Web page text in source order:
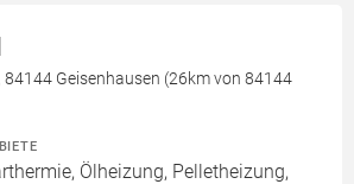
Geisenhausen (26km von 84144
Ölheizung, Pelletheizung,